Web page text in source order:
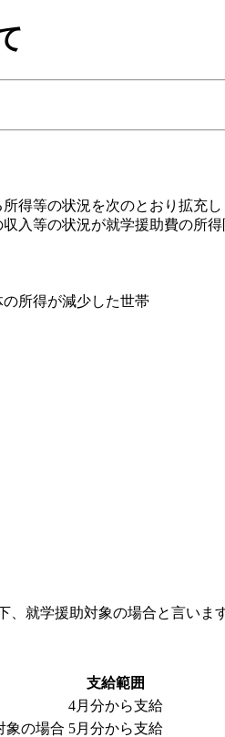
得等の状況を次のとおり拡充し
等の状況が就学援助費の所
所得が減少した世帯
就学援助対象の場合と言いま
支給範囲
4月分から支給
象の場合 5月分から支給